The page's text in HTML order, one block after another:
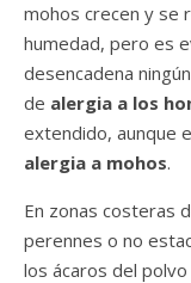
mohos crecen y se
humedad, pero es
desencadena
de alergia a los
extendido, aunque
alergia a mohos.
En zonas costeras
perennes o no
los ácaros del